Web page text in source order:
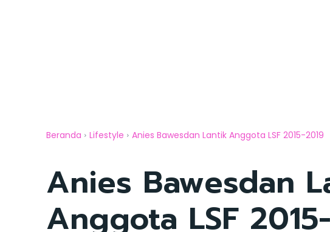
Beranda Lifestyle Anies Bawesdan Lantik Anggota LSF 2015-2019
Anies Bawesdan
Anggota LSF